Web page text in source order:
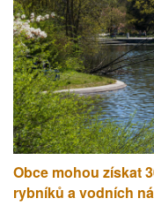
Obce mohou získat
rybníků a vodních